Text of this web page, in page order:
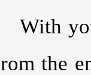
With
rom the